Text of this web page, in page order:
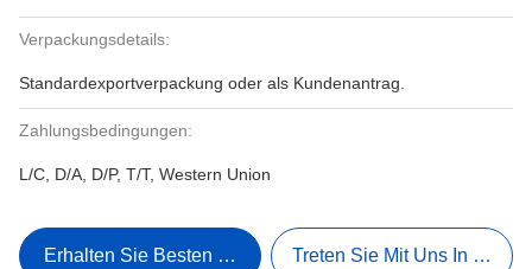
Verpackungsdetails:
Standardexportverpackung oder als Kundenantrag.
Zahlungsbedingungen:
L/C, D/A, D/P, T/T, Western Union
Erhalten Sie Besten Preis Treten Sie Mit Uns In